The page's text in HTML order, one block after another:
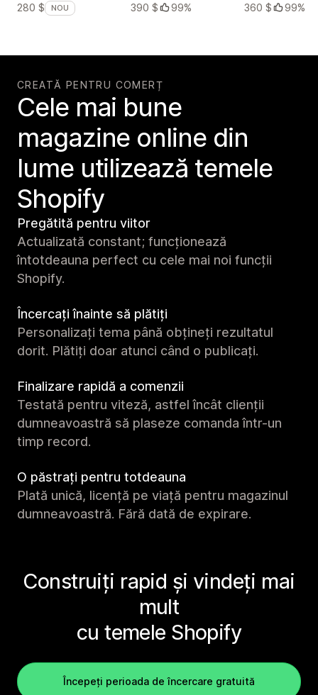
280 $
NOU
390 $
99%
360 $
99%
CREATĂ PENTRU COMERȚ
Cele mai bune
magazine online din
lume utilizează temele
Shopify
Pregătită pentru viitor
Actualizată constant; funcționează
întotdeauna perfect cu cele mai noi funcții
Shopify.
Încercați înainte să plătiți
Personalizați tema până obțineți rezultatul
dorit. Plătiți doar atunci când o publicați.
Finalizare rapidă a comenzii
Testată pentru viteză, astfel încât clienții
dumneavoastră să plaseze comanda într-un
timp record.
O păstrați pentru totdeauna
Plată unică, licență pe viață pentru magazinul
dumneavoastră. Fără dată de expirare.
Construiți rapid și vindeți mai
mult
cu temele Shopify
Începeți perioada de încercare gratuită